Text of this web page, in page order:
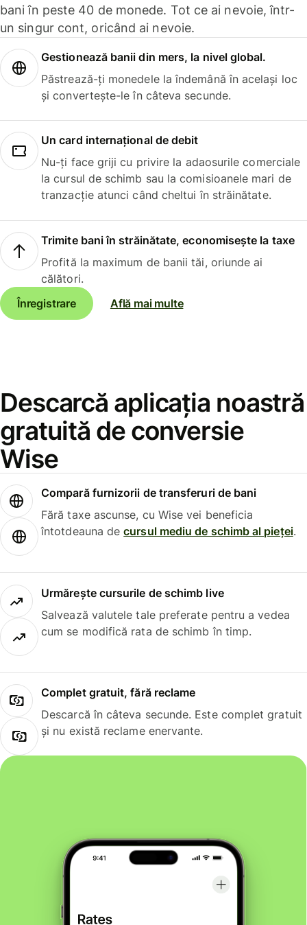
bani în peste 40 de monede. Tot ce ai nevoie, într-
un singur cont, oricând ai nevoie.
Gestionează banii din mers, la nivel global.
Păstrează-ți monedele la îndemână în același loc
și convertește-le în câteva secunde.
Un card internațional de debit
Nu-ți face griji cu privire la adaosurile comerciale
la cursul de schimb sau la comisioanele mari de
tranzacție atunci când cheltui în străinătate.
Trimite bani în străinătate, economisește la taxe
Profită la maximum de banii tăi, oriunde ai
călători.
Înregistrare
Află mai multe
Descarcă aplicația noastră
gratuită de conversie
Wise
Compară furnizorii de transferuri de bani
Fără taxe ascunse, cu Wise vei beneficia
întotdeauna decursul mediu de schimb al pieței.
Urmărește cursurile de schimb live
Salvează valutele tale preferate pentru a vedea
cum se modifică rata de schimb în timp.
Complet gratuit, fără reclame
Descarcă în câteva secunde. Este complet gratuit
și nu există reclame enervante.